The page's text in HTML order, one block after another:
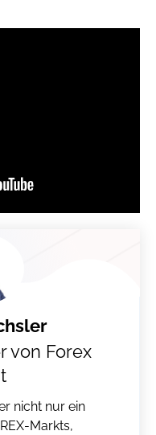
von Forex
nicht nur ein
Markts,